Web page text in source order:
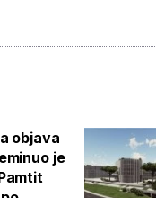
objava
je